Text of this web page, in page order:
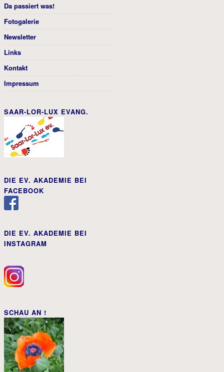
Da passiert was!
Fotogalerie
Newsletter
Links
Kontakt
Impressum
SAAR-LOR-LUX EVANG.
DIE EV. AKADEMIE BEI
FACEBOOK
DIE EV. AKADEMIE BEI
INSTAGRAM
SCHAU AN !